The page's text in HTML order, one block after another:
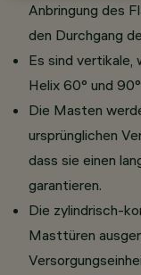
Anbringung des
den Durchgang
Es sind vertikale,
Helix 60° und
Die Masten
ursprünglichen
dass sie einen
garantieren.
Die zylindrisch-
Masttüren